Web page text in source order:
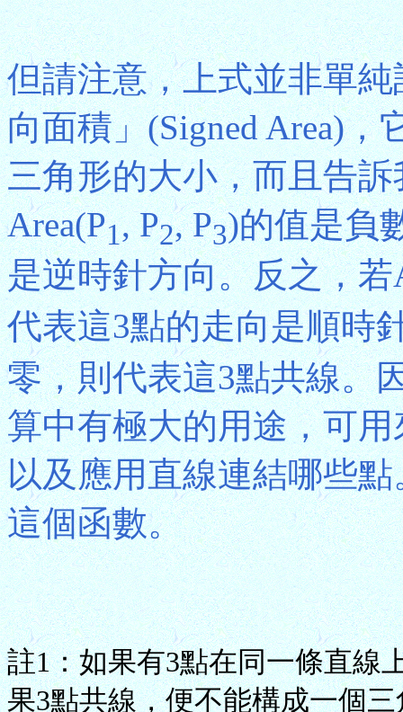
但請注意，上式並非單
向面積」(Signed Area)
三角形的大小，而且告
Area(P1, P2, P3)的值是負
是逆時針方向。反之，若
代表這3點的走向是順時
零，則代表這3點共線。
算中有極大的用途，可
以及應用直線連結哪些
這個函數。
註1：如果有3點在同一條直線
果3點共線，便不能構成一個